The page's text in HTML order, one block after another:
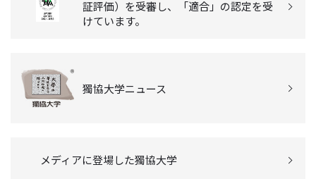
証評価）を受審し、「適合」の認定を受
けています。
獨協大学ニュース
メディアに登場した獨協大学